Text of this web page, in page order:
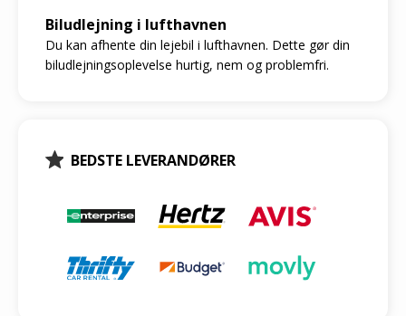
Biludlejning i lufthavnen
Du kan afhente din lejebil i lufthavnen. Dette gør din
biludlejningsoplevelse hurtig, nem og problemfri.
BEDSTE LEVERANDØRER